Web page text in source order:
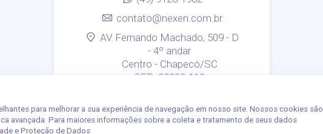
contato@nexen.com.br
AV Fernando Machado, 509 - D
- 4º andar
Centro - Chapecó/SC
CEP: 89802-110
POLÍTICA DE PRIVACIDADE
para melhorar a sua experiência de navegação em nosso site. Nossos cookies são
avançada. Para maiores informações sobre a coleta e tratamento de seus dados
e Proteção de Dados